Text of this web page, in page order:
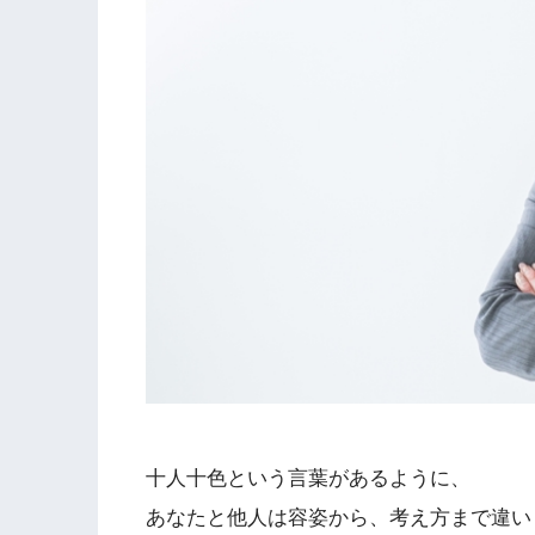
十人十色という言葉があるように、
あなたと他人は容姿から、考え方まで違